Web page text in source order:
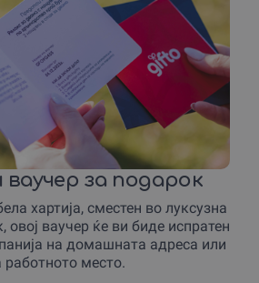
за подарок
хартија, сместен во луксузна
овој ваучер ќе ви биде испратен
на домашната адреса или
работното место.